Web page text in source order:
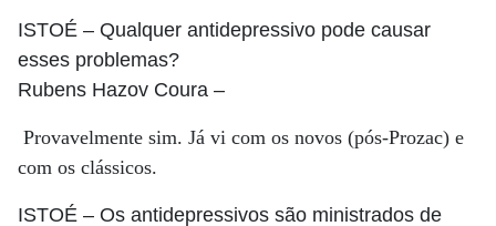
ISTOÉ – Qualquer antidepressivo pode causar
esses problemas?
Rubens Hazov Coura –
Provavelmente sim. Já vi com os novos (pós-Prozac) e
com os clássicos.
ISTOÉ – Os antidepressivos são ministrados de